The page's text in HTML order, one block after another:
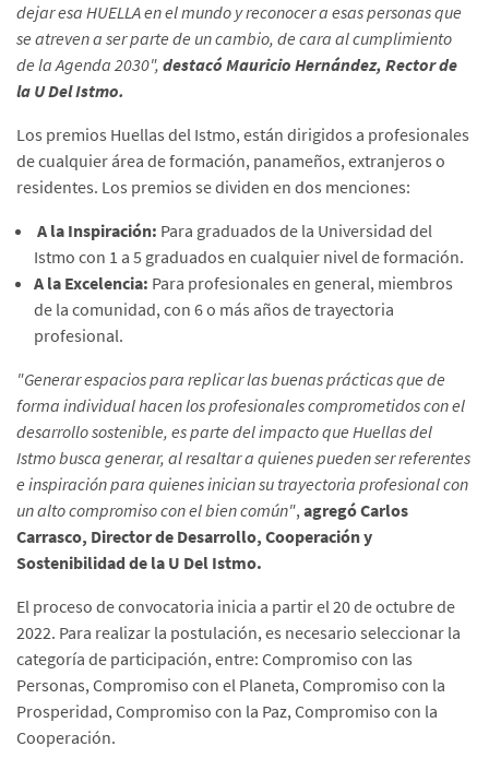
dejar esa HUELLA en el mundo y reconocer a esas personas que
se atreven a ser parte de un cambio, de cara al cumplimiento
de la Agenda 2030", destacó Mauricio Hernández, Rector de
la U Del Istmo.
Los premios Huellas del Istmo, están dirigidos a profesionales
de cualquier área de formación, panameños, extranjeros o
residentes. Los premios se dividen en dos menciones:
A la Inspiración: Para graduados de la Universidad del
Istmo con 1 a 5 graduados en cualquier nivel de formación.
A la Excelencia: Para profesionales en general, miembros
de la comunidad, con 6 o más años de trayectoria
profesional.
"Generar espacios para replicar las buenas prácticas que de
forma individual hacen los profesionales comprometidos con el
desarrollo sostenible, es parte del impacto que Huellas del
Istmo busca generar, al resaltar a quienes pueden ser referentes
e inspiración para quienes inician su trayectoria profesional con
un alto compromiso con el bien común",agregó Carlos
Carrasco, Director de Desarrollo, Cooperación y
Sostenibilidad de la U Del Istmo.
El proceso de convocatoria inicia a partir el 20 de octubre de
2022. Para realizar la postulación, es necesario seleccionar la
categoría de participación, entre: Compromiso con las
Personas, Compromiso con el Planeta, Compromiso con la
Prosperidad, Compromiso con la Paz, Compromiso con la
Cooperación.